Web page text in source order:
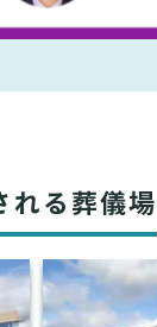
れる葬儀場